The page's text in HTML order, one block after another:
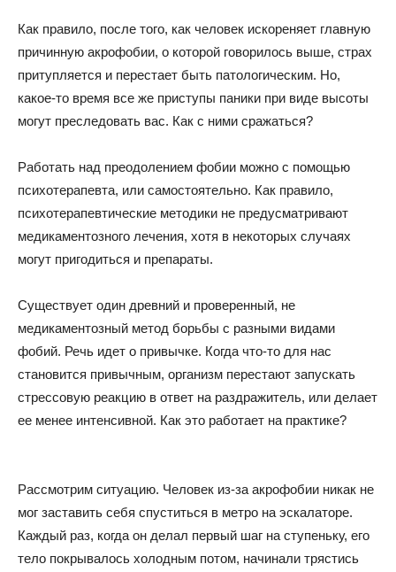
Как правило, после того, как человек искореняет главную
причинную акрофобии, о которой говорилось выше, страх
притупляется и перестает быть патологическим. Но,
какое-то время все же приступы паники при виде высоты
могут преследовать вас. Как с ними сражаться?
Работать над преодолением фобии можно с помощью
психотерапевта, или самостоятельно. Как правило,
психотерапевтические методики не предусматривают
медикаментозного лечения, хотя в некоторых случаях
могут пригодиться и препараты.
Существует один древний и проверенный, не
медикаментозный метод борьбы с разными видами
фобий. Речь идет о привычке. Когда что-то для нас
становится привычным, организм перестают запускать
стрессовую реакцию в ответ на раздражитель, или делает
ее менее интенсивной. Как это работает на практике?
Рассмотрим ситуацию. Человек из-за акрофобии никак не
мог заставить себя спуститься в метро на эскалаторе.
Каждый раз, когда он делал первый шаг на ступеньку, его
тело покрывалось холодным потом, начинали трястись